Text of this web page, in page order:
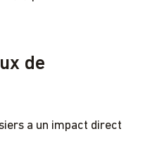
de
a un impact direct